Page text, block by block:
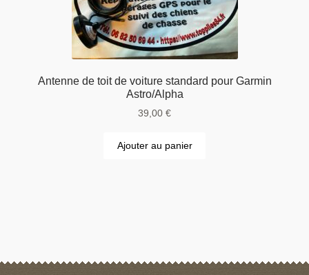
Antenne de toit de voiture standard pour Garmin
Astro/Alpha
39,00 €
Ajouter au panier